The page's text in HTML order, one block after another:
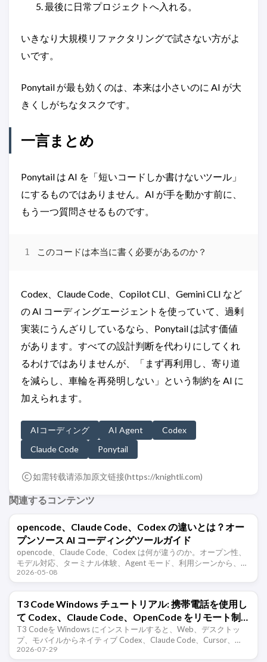
最後に日常プロジェクトへ入れる。
いきなり大規模リファクタリングで試さない方がよ
いです。
Ponytail が最も効くのは、本来は小さいのに AI が大
きくしがちなタスクです。
一言まとめ
Ponytail は AI を「短いコードしか書けないツール」
にするものではありません。AI が手を動かす前に、
もう一つ質問させるものです。
Codex、Claude Code、Copilot CLI、Gemini CLI など
の AI コーディングエージェントを使っていて、過剰
実装にうんざりしているなら、Ponytail は試す価値
があります。すべての設計判断を代わりにしてくれ
るわけではありませんが、「まず再利用し、寄り道
を減らし、車輪を再発明しない」という制約を AI に
加えられます。
AIコーディング AI Agent
Codex
Claude Code
Ponytail
如需转载请添加原文链接(https://knightli.com)
関連するコンテンツ
opencode、Claude Code、Codex の違いとは？オー
プンソース AI コーディングツールガイド
opencode、Claude Code、Codex は何が違うのか。オープン性、
モデル対応、ターミナル体験、Agent モード、利用シーンから、3
種類の AI コーディングツールの特徴を比較する。
2026-05-08
T3 Code Windows チュートリアル: 携帯電話を使用し
て Codex、Claude Code、OpenCode をリモート制御
する
T3 Codeを Windows にインストールすると、Web、デスクトッ
プ、モバイルからネイティブ Codex、Claude Code、Cursor、
OpenCode を制御し、認証、リモート アク …
2026-07-29